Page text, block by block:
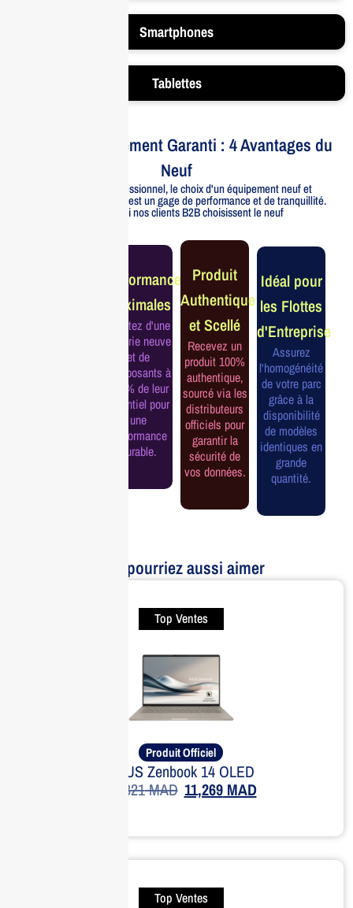
Smartphones
Tablettes
Votre Investissement Garanti : 4 Avantages du
Neuf
Pour un usage professionnel, le choix d'un équipement neuf et
officiellement distribué est un gage de performance et de tranquillité.
Voici pourquoi nos clients B2B choisissent le neuf
Performance
Maximales
Profitez d'une
batterie neuve
et de
composants à
100% de leur
potentiel pour
une
performance
durable.
Produit
Authentique
et Scellé
Recevez un
produit 100%
authentique,
sourcé via les
distributeurs
officiels pour
garantir la
sécurité de
vos données.
Idéal pour
les Flottes
d'Entreprise
Assurez
l'homogénéité
de votre parc
grâce à la
disponibilité
de modèles
identiques en
grande
quantité.
Vous pourriez aussi aimer
Top Ventes
Produit Officiel
ASUS Zenbook 14 OLED
14,821MAD 11,269MAD
Top Ventes